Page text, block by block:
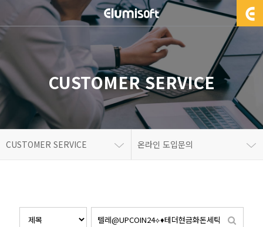
CUSTOMER SERVICE
CUSTOMER SERVICE 온라인 도입문의